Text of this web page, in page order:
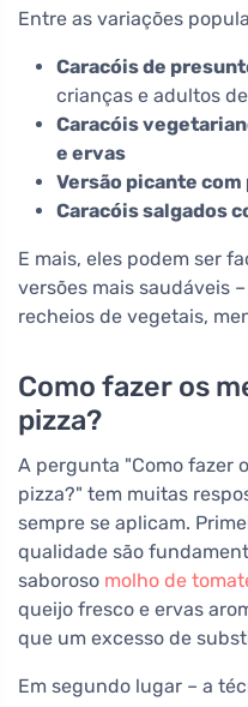
Entre as variações
Caracóis de
crianças e adultos
Caracóis
e ervas
Versão picante
Caracóis salgados
E mais, eles podem ser
versões mais saudáveis
recheios de vegetais,
Como fazer os
pizza?
A pergunta "Como fazer
pizza?" tem muitas
sempre se aplicam.
qualidade são
saboroso molho de
queijo fresco e ervas
que um excesso de
Em segundo lugar – a